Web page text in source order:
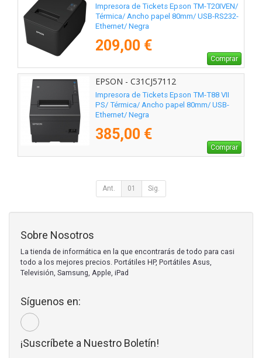
Impresora de Tickets Epson TM-T20IVEN/
Térmica/ Ancho papel 80mm/ USB-RS232-
Ethernet/ Negra
209,00 €
Comprar
EPSON - C31CJ57112
Impresora de Tickets Epson TM-T88 VII
PS/ Térmica/ Ancho papel 80mm/ USB-
Ethernet/ Negra
385,00 €
Comprar
Ant. 01 Sig.
Sobre Nosotros
La tienda de informática en la que encontrarás de todo para casi
todo a los mejores precios. Portátiles HP, Portátiles Asus,
Televisión, Samsung, Apple, iPad
Síguenos en:
¡Suscríbete a Nuestro Boletín!